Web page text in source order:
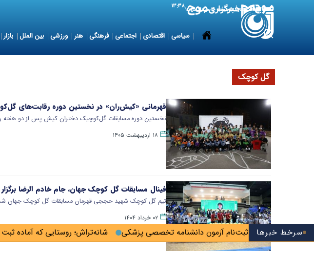
7 August 2026 جمعه ۱۶ مرداد ۱۴۰۵ ۱۳:۳۸
سیاسی اقتصادی اجتماعی فرهنگی هنر ورزشی بین الملل بازار
سرخط خبرها شانه‌تراش؛ روستایی که آماده آخرین فرصت ثبت‌نام آزمون دانشنامه تخصصی پزشکی
گل کوچک
قهرمانی «کیش‌ران» در نخستین دوره رقابت‌های
نخستین دوره مسابقات گل‌کوچیک دختران کیش پس از دو
۱۸ اردیبهشت ۱۴۰۵
فینال مسابقات گل کوچک جهان، جام خادم الرضا
تیم گل کوچک شهید حججی قهرمان مسابقات گل کوچک جهان
۰۲ خرداد ۱۴۰۴